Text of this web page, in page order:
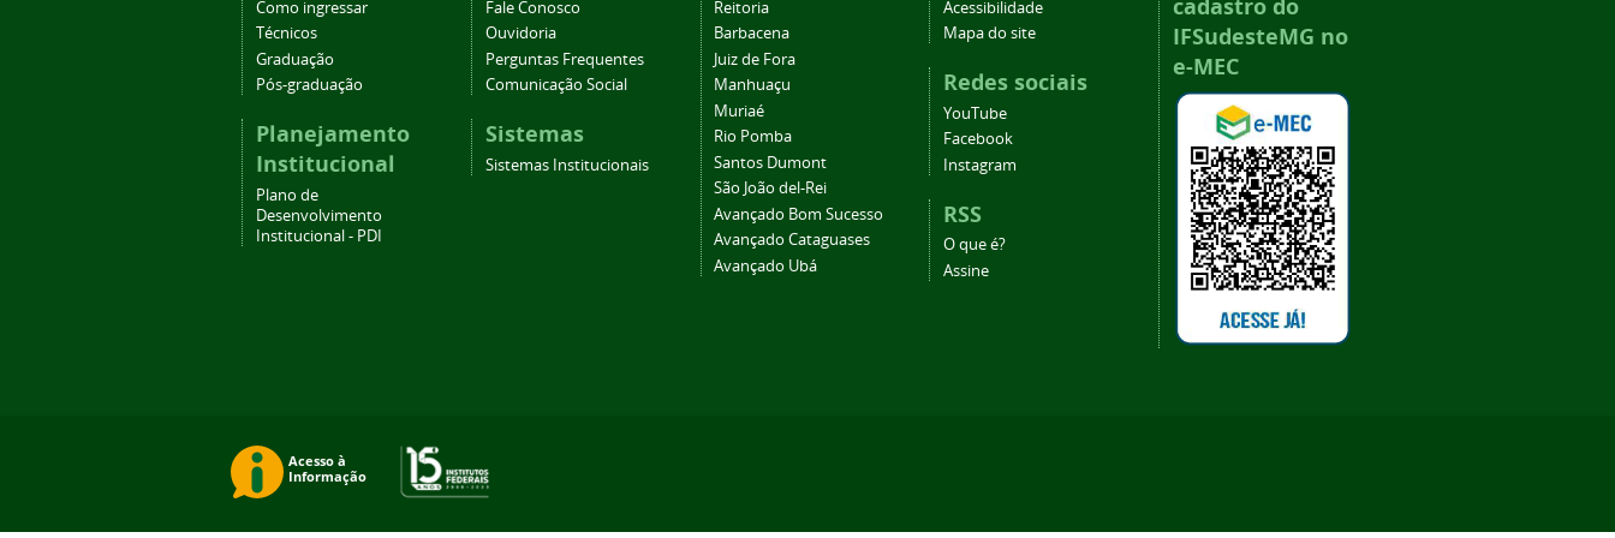
Como ingressar
Técnicos
Graduação
Pós-graduação
Planejamento
Institucional
Plano de
Desenvolvimento
Institucional - PDI
Fale Conosco
Ouvidoria
Perguntas Frequentes
Comunicação Social
Sistemas
Sistemas Institucionais
Reitoria
Barbacena
Juiz de Fora
Manhuaçu
Muriaé
Rio Pomba
Santos Dumont
São João del-Rei
Avançado Bom Sucesso
Avançado Cataguases
Avançado Ubá
Acessibilidade
Mapa do site
Redes sociais
YouTube
Facebook
Instagram
RSS
O que é?
Assine
cadastro do
IFSudesteMG no
e-MEC